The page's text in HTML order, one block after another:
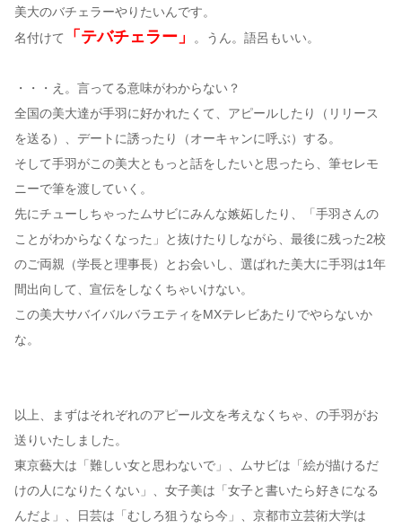
美大のバチェラーやりたいんです。
名付けて
「テバチェラー」 。うん。語呂もいい。
・・・え。言ってる意味がわからない？
全国の美大達が手羽に好かれたくて、アピールしたり（リリース
を送る）、デートに誘ったり（オーキャンに呼ぶ）する。
そして手羽がこの美大ともっと話をしたいと思ったら、筆セレモ
ニーで筆を渡していく。
先にチューしちゃったムサビにみんな嫉妬したり、「手羽さんの
ことがわからなくなった」と抜けたりしながら、最後に残った2校
のご両親（学長と理事長）とお会いし、選ばれた美大に手羽は1年
間出向して、宣伝をしなくちゃいけない。
この美大サバイバルバラエティをMXテレビあたりでやらないか
な。
以上、まずはそれぞれのアピール文を考えなくちゃ、の手羽がお
送りいたしました。
東京藝大は「難しい女と思わないで」、ムサビは「絵が描けるだ
けの人になりたくない」、女子美は「女子と書いたら好きになる
んだよ」、日芸は「むしろ狙うなら今」、京都市立芸術大学は